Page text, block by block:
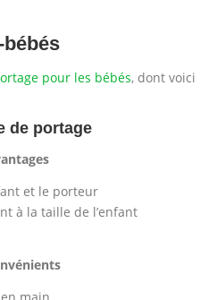
pour les bébés, dont voici
de portage
et le porteur
à la taille de l’enfant